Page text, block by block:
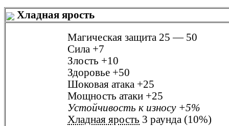
Хладная ярость
Магическая защита 25 — 50
Сила +7
Злость +10
Здоровье +50
Шоковая атака +25
Мощность атаки +25
Устойчивость к износу +5%
Хладная ярость 3 раунда (10%)